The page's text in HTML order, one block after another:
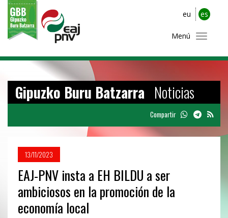
eu es
Menú
Gipuzko Buru Batzarra Noticias
Compartir
13/11/2023
EAJ-PNV insta a EH BILDU a ser
ambiciosos en la promoción de la
economía local